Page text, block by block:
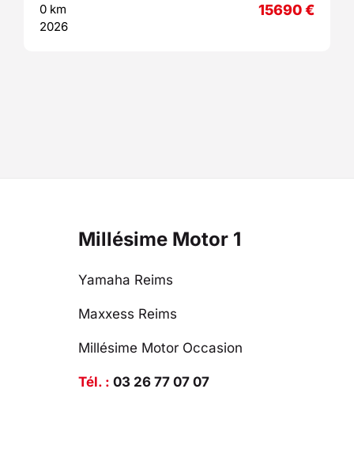
0 km
2026
15690€
Millésime Motor 1
Yamaha Reims
Maxxess Reims
Millésime Motor Occasion
Tél. : 03 26 77 07 07